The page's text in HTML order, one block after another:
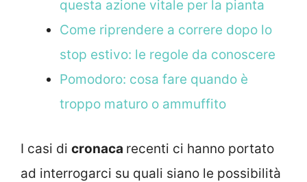
questa azione vitale per la pianta
Come riprendere a correre dopo lo
stop estivo: le regole da conoscere
Pomodoro: cosa fare quando è
troppo maturo o ammuffito
I casi di cronaca recenti ci hanno portato
ad interrogarci su quali siano le possibilità